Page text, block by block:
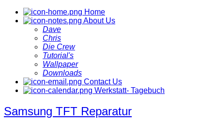
Home
About Us
Dave
Chris
Die Crew
Tutorial's
Wallpaper
Downloads
Contact Us
Werkstatt- Tagebuch
Samsung TFT Reparatur